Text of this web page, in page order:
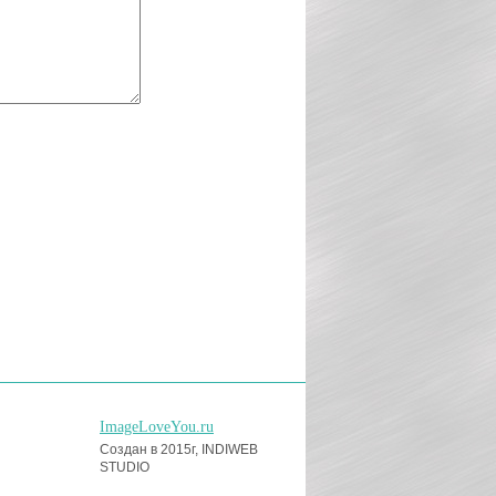
ImageLoveYou.ru
Создан в 2015г, INDIWEB
STUDIO